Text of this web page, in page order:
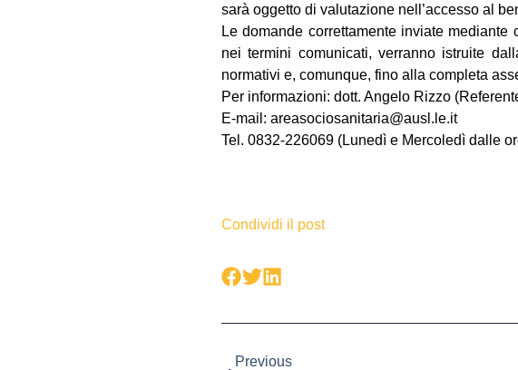
sarà oggetto di valutazione nell’accesso al
Le domande correttamente inviate
nei termini comunicati, verranno istruite
normativi e, comunque, fino alla completa
Per informazioni: dott. Angelo Rizzo
E-mail: areasociosanitaria@ausl.le.it
Tel. 0832-226069 (Lunedì e Mercoledì dalle
Condividi il post
Previous